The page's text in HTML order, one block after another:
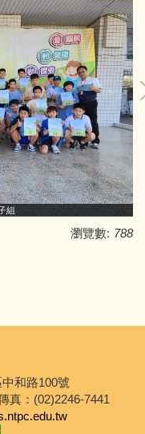
組
瀏覽數: 788
和路100號
真：(02)2246-7441